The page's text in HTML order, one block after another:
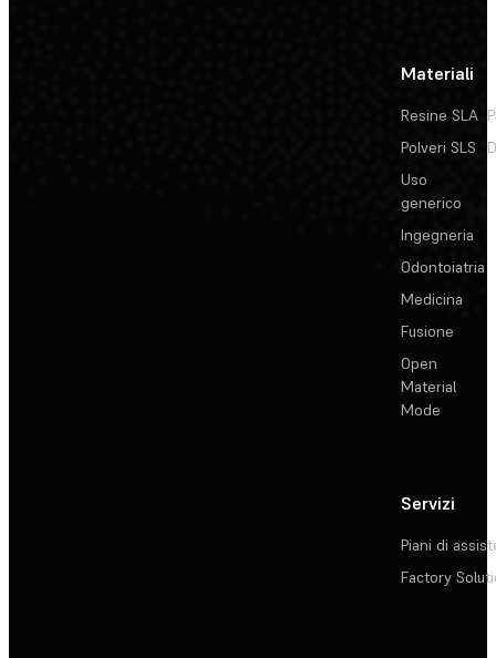
Materiali
Resine SLA
Polveri SLS
Uso
generico
Ingegneria
Odontoiatria
Medicina
Fusione
Open
Material
Mode
Servizi
Piani di
Factory